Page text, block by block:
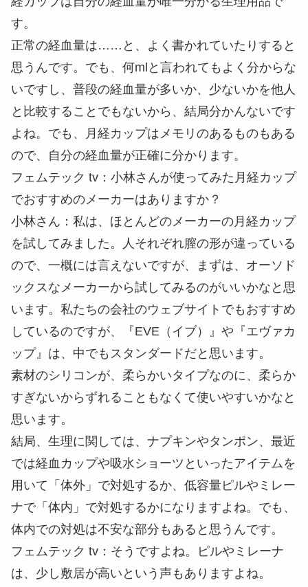
す。
正常の経血量は……と、よく書かれていたりすると
思うんです。でも、何mlと言われてもよく分からな
いですし、普段の経血量が多いか、少ないかを他人
と比較することでもないから、結局分かんないです
よね。でも、月経カップはメモリのあるものもある
ので、自分の経血量が正確に分かります。
フェムテック tv ：小林さんが使ってみた月経カップ
でおすすめのメーカーはありますか？
小林さん ：私は、ほとんどのメーカーの月経カップ
を試してみました。人それぞれ膣の形が違っている
ので、一概には言えないですが、まずは、オーソド
ックスなメーカーから試してみるのがいいかなと思
います。私たちの会社のウェブサイトでもおすすめ
しているのですが、『EVE（イブ）』や『エヴァカ
ップ』は、中でもスタンダードだと思います。
素材のシリコンが、柔らかいタイプなのに、柔らか
すぎないからずれることもなくて使いやすいかなと
思います。
結局、生理に関しては、ナプキンやタンポン、最近
では経血カップや吸水ショーツといったアイテムを
用いて「体外」で対処するか、低容量ピルやミレー
ナで「体内」で対処するかになりますよね。でも、
体内での対処は不安な部分もあると思うんです。
フェムテック tv ：そうですよね。ピルやミレーナ
は、少し敷居が高いという声もありますよね。